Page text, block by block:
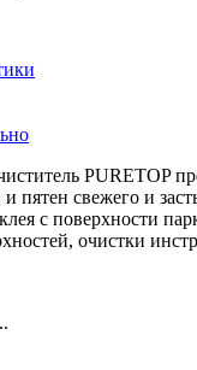
PURETOP
и пятен свежего и
с поверхности
очистки